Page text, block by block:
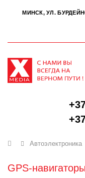
МИНСК, УЛ.
Главная
Автоэлектроника
GPS-